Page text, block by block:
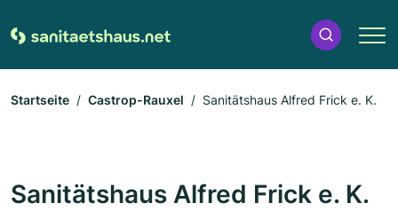
Startseite Castrop-Rauxel Sanitätshaus Alfred Frick e. K.
Sanitätshaus Alfred Frick e. K.